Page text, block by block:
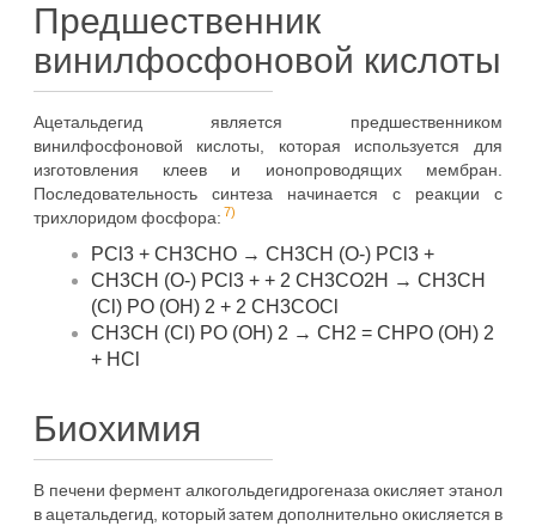
Предшественник
винилфосфоновой кислоты
Ацетальдегид является предшественником
винилфосфоновой кислоты, которая используется для
изготовления клеев и ионопроводящих мембран.
Последовательность синтеза начинается с реакции с
трихлоридом фосфора: 7)
PCl3 + CH3CHO → CH3CH (O-) PCl3 +
CH3CH (O-) PCl3 + + 2 CH3CO2H → CH3CH
(Cl) PO (OH) 2 + 2 CH3COCl
CH3CH (Cl) PO (OH) 2 → CH2 = CHPO (OH) 2
+ HCl
Биохимия
В печени фермент алкогольдегидрогеназа окисляет этанол
в ацетальдегид, который затем дополнительно окисляется в